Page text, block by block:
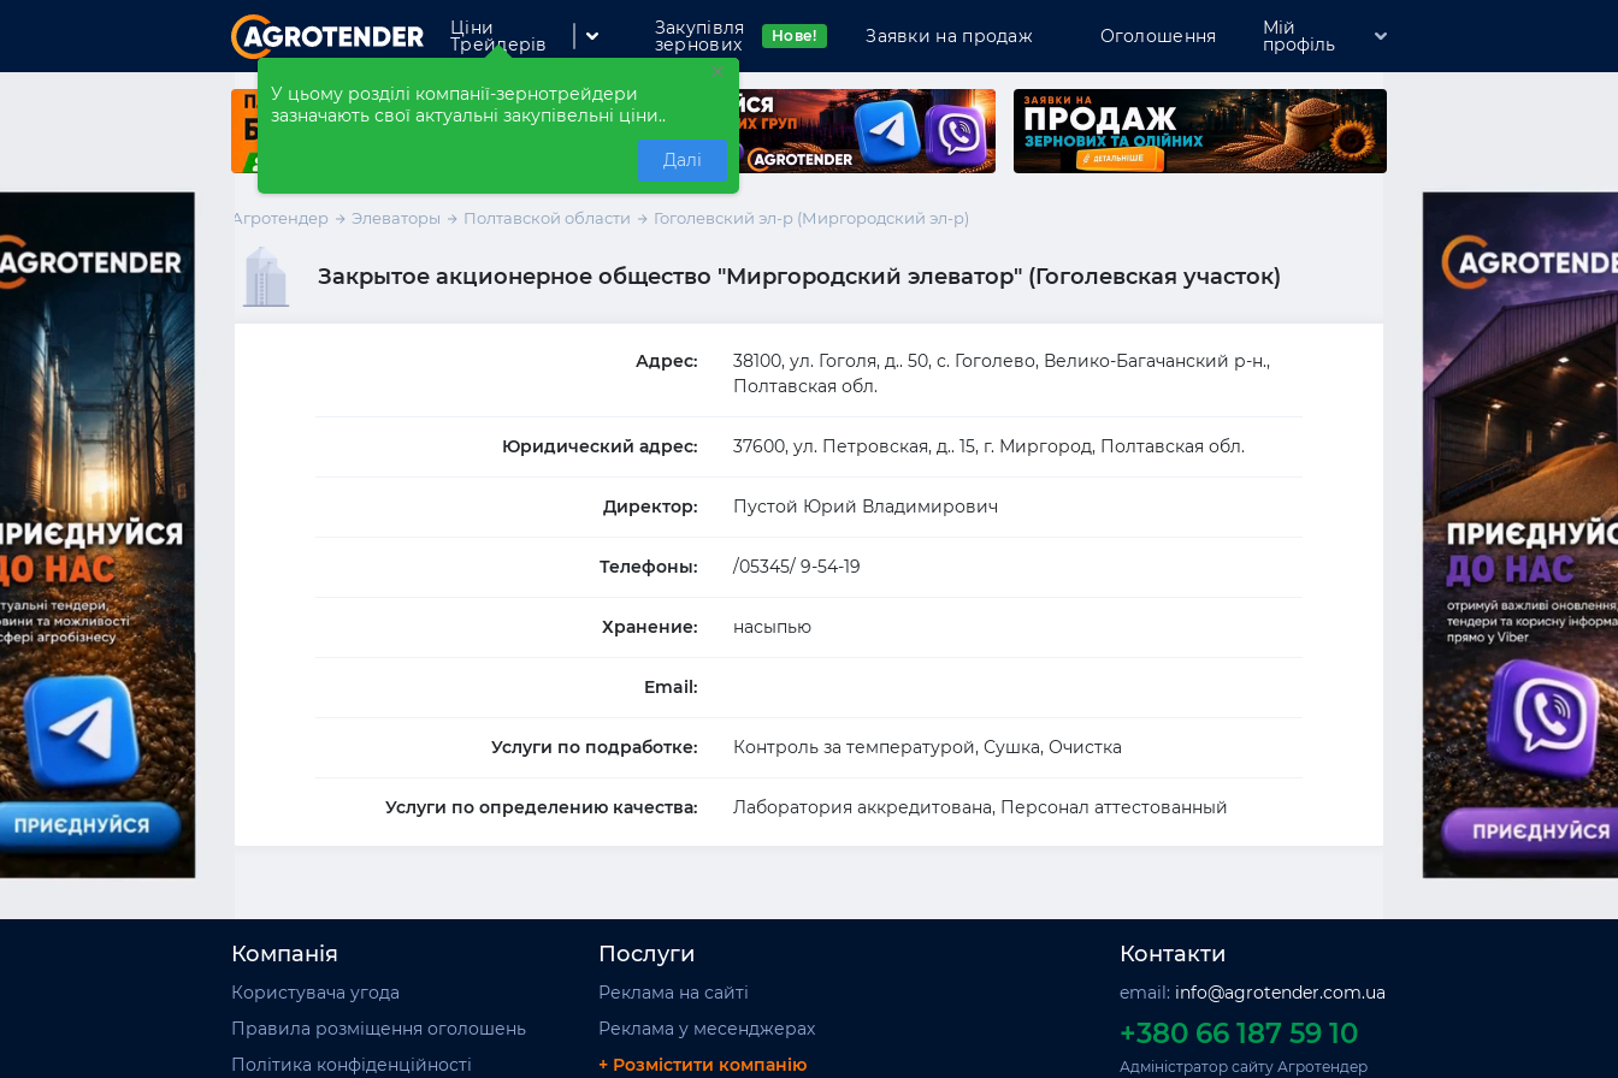
Ціни
Трейдерів
Закупівлі
Компанії
Розмістити компанію
Закупівля
зернових Нове! Заявки на продаж Оголошення Мій
профіль
Зареєструватись
Увійти
Агротендер Элеваторы Полтавской области Гоголевский эл-р (Миргородский эл-р)
Закрытое акционерное общество "Миргородский элеватор" (Гоголевская участок)
Адрес:
38100, ул. Гоголя, д.. 50, с. Гоголево, Велико-Багачанский р-н.,
Полтавская обл.
Юридический адрес: 37600, ул. Петровская, д.. 15, г. Миргород, Полтавская обл.
Директор: Пустой Юрий Владимирович
Телефоны: /05345/ 9-54-19
Хранение: насыпью
Email:
Услуги по подработке: Контроль за температурой, Сушка, Очистка
Услуги по определению качества: Лаборатория аккредитована, Персонал аттестованный
Компанія
Користувача угода
Правила розміщення оголошень
Політика конфіденційності
Послуги
Реклама на сайті
Реклама у месенджерах
+ Розмістити компанію
Контакти
email: info@agrotender.com.ua
+380 66 187 59 10
Адміністратор сайту Агротендер
×
У цьому розділі компанії-зернотрейдери
зазначають свої актуальні закупівельні ціни..
Далі